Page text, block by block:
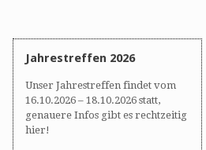
Jahrestreffen 2026
Unser Jahrestreffen findet vom
16.10.2026 – 18.10.2026 statt,
genauere Infos gibt es rechtzeitig
hier!